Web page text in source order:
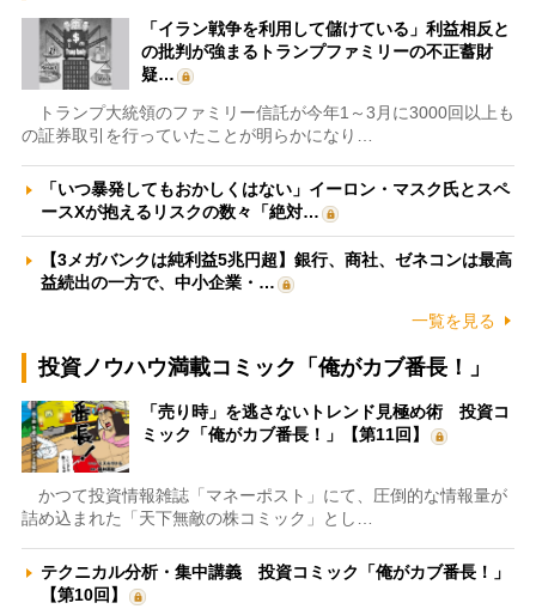
「イラン戦争を利用して儲けている」利益相反と
の批判が強まるトランプファミリーの不正蓄財
疑…
トランプ大統領のファミリー信託が今年1～3月に3000回以上も
の証券取引を行っていたことが明らかになり…
「いつ暴発してもおかしくはない」イーロン・マスク氏とスペ
ースXが抱えるリスクの数々「絶対…
【3メガバンクは純利益5兆円超】銀行、商社、ゼネコンは最高
益続出の一方で、中小企業・…
一覧を見る
投資ノウハウ満載コミック「俺がカブ番長！」
「売り時」を逃さないトレンド見極め術 投資コ
ミック「俺がカブ番長！」【第11回】
かつて投資情報雑誌「マネーポスト」にて、圧倒的な情報量が
詰め込まれた「天下無敵の株コミック」とし…
テクニカル分析・集中講義 投資コミック「俺がカブ番長！」
【第10回】